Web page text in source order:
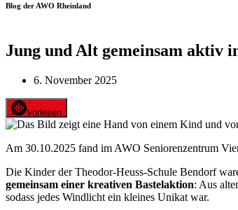
Blog der AWO Rheinland
Jung und Alt gemeinsam aktiv
6. November 2025
Vorlesen
Am 30.10.2025 fand im AWO Seniorenzentrum
Die Kinder der Theodor-Heuss-Schule Bendorf
gemeinsam einer kreativen Bastelaktion: Aus
sodass jedes Windlicht ein kleines Unikat war.